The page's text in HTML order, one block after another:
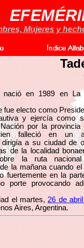
Mujeres y
en 1989 en La
fue electo como
y ejercía como
por la provincia
falleció en un
a su ciudad de
de la localidad
la ruta
la mañana cuando
fuertemente en la
porte provocando
el martes, 26 de
Aires, Argentina.